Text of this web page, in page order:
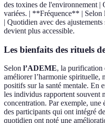
des toxines de l'environnement |
variées. | **Fréquence** | Selon
| Quotidien avec des
devient plus accessible.
Les bienfaits des rituels
Selon l’ADEME, la purification
améliorer l’harmonie spirituelle,
positifs sur la santé mentale. En
les individus rapportent souvent
concentration. Par exemple, une
des participants qui ont intégré
quotidien ont noté une